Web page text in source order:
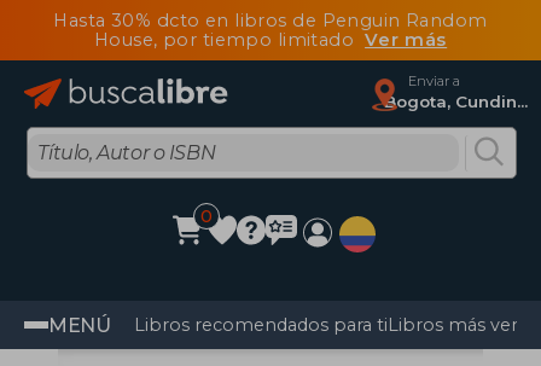
Hasta 30% dcto en libros de Penguin Random
House, por tiempo limitadoVer más
Enviar a
Bogota, Cundinamarca
0
MENÚ Libros recomendados para tiLibros más